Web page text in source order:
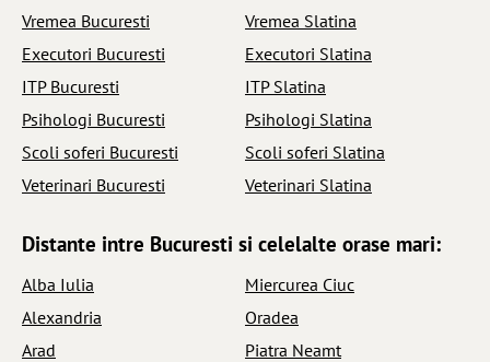
Vremea Bucuresti
Executori Bucuresti
ITP Bucuresti
Psihologi Bucuresti
Scoli soferi Bucuresti
Veterinari Bucuresti
Vremea Slatina
Executori Slatina
ITP Slatina
Psihologi Slatina
Scoli soferi Slatina
Veterinari Slatina
Distante intre Bucuresti si celelalte orase mari:
Alba Iulia
Alexandria
Arad
Miercurea Ciuc
Oradea
Piatra Neamt